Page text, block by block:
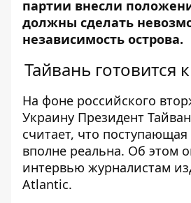
партии внесли
должны сделать
независимость острова.
Тайвань готовится
На фоне российского
Украину Президент
считает, что поступающая
вполне реальна. Об этом
интервью журналистам
Atlantic.